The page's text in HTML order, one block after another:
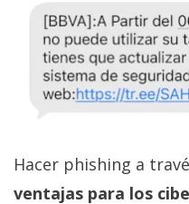
Hacer phishing a
ventajas para los